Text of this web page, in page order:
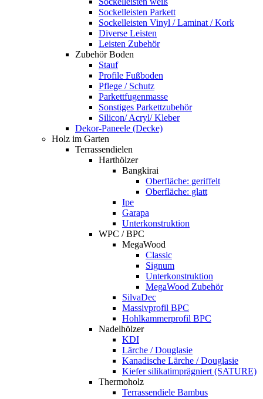
Sockelleisten Parkett
Sockelleisten Vinyl / Laminat / Kork
Diverse Leisten
Leisten Zubehör
Zubehör Boden
Stauf
Profile Fußboden
Pflege / Schutz
Parkettfugenmasse
Sonstiges Parkettzubehör
Silicon/ Acryl/ Kleber
Dekor-Paneele (Decke)
Holz im Garten
Terrassendielen
Harthölzer
Bangkirai
Oberfläche: geriffelt
Oberfläche: glatt
Ipe
Garapa
Unterkonstruktion
WPC / BPC
MegaWood
Classic
Signum
Unterkonstruktion
MegaWood Zubehör
SilvaDec
Massivprofil BPC
Hohlkammerprofil BPC
Nadelhölzer
KDI
Lärche / Douglasie
Kanadische Lärche / Douglasie
Kiefer silikatimprägniert (SATURE)
Thermoholz
Terrassendiele Bambus